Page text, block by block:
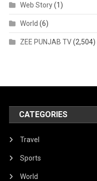
Web Story(1)
World (6)
ZEE PUNJAB TV(2,504)
CATEGORIES
Travel
Sports
World